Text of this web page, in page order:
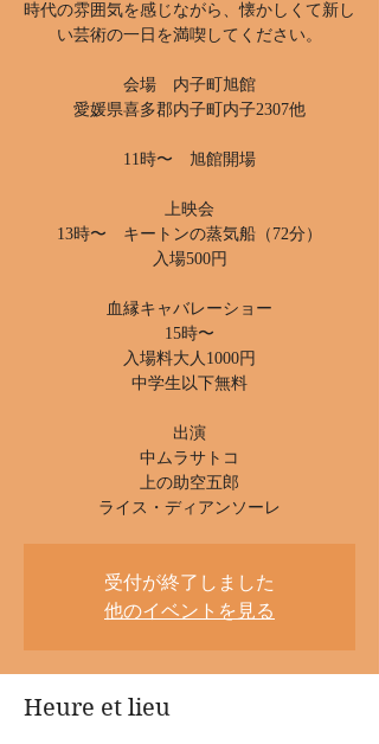
時代の雰囲気を感じながら、懐かしくて新し
い芸術の一日を満喫してください。
会場 内子町旭館
愛媛県喜多郡内子町内子2307他
11時〜 旭館開場
上映会
13時〜 キートンの蒸気船（72分）
入場500円
血縁キャバレーショー
15時〜
入場料大人1000円
中学生以下無料
出演
中ムラサトコ
上の助空五郎
ライス・ディアンソーレ
受付が終了しました
他のイベントを見る
Heure et lieu